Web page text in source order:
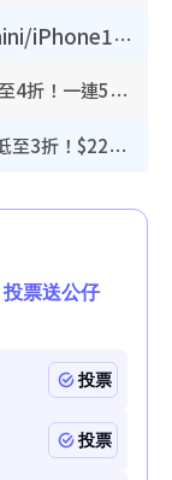
豐澤優惠勁減低至44折！Mac mini/iPhone17Pro大減價！廚房家電$220起
開倉優惠｜尖沙咀名牌行李箱開倉低至4折！一連5日 American Tourister/ace./Hallmark $200起！
廚具開倉｜特福Tefal廚具/家電開倉低至3折！$220起買平底鍋/炒鑊/湯煲！電飯煲/吸塵機/燙斗$418起